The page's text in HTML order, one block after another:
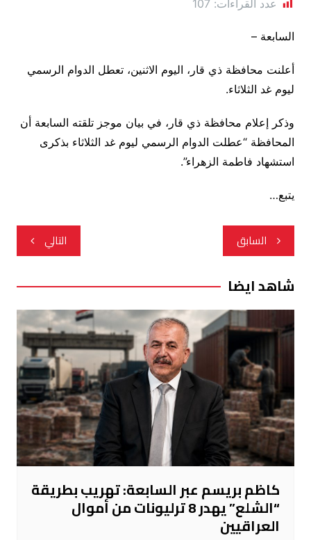
عدد القراءات: 107
السابعة –
أعلنت محافظة ذي قار، اليوم الاثنين، تعطل الدوام الرسمي
ليوم غد الثلاثاء.
وذكر إعلام محافظة ذي قار، في بيان موجز تلقته السابعة أن
المحافظة “عطلت الدوام الرسمي ليوم غد الثلاثاء بذكرى
استشهاد فاطمة الزهراء”.
يتبع…
تصفّح
المقالات
السابق التالي
شاهد ايضا
كاظم بريسم عبر السابعة: تهريب بطريقة
“الشلع” يهدر 8 ترليونات من أموال
العراقيين